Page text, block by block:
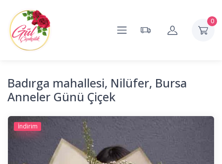
0
Badırga mahallesi, Nilüfer, Bursa
Anneler Günü Çiçek
İndirim